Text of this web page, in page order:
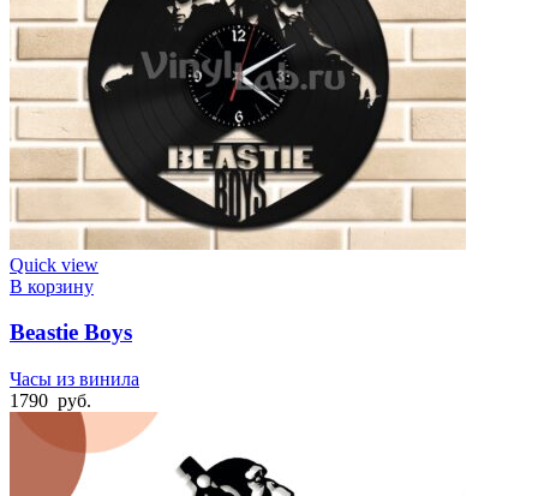
Quick view
В корзину
Beastie Boys
Часы из винила
1790 руб.